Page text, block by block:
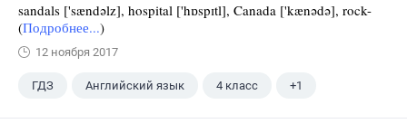
sandals ['sændəlz], hospital ['hɒspɪtl], Canada ['kænədə], rock-
(Подробнее...)
12 ноября 2017
ГДЗ Английский язык 4 класс +1